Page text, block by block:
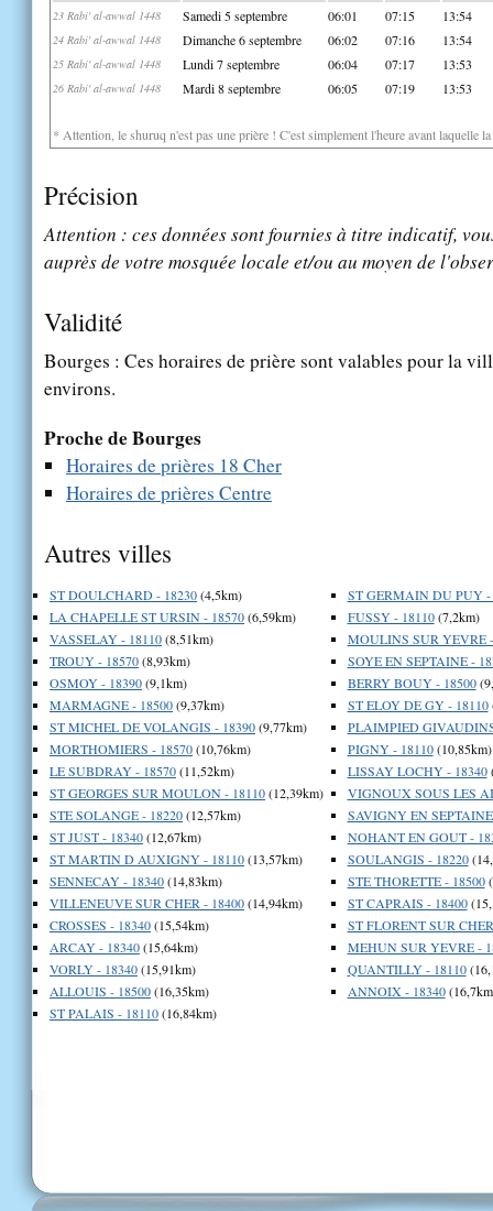
23 Rabi' al-awwal 1448 Samedi 5 septembre 06:01 07:15 13:54
24 Rabi' al-awwal 1448 Dimanche 6 septembre 06:02 07:16 13:54
25 Rabi' al-awwal 1448 Lundi 7 septembre 06:04 07:17 13:53
26 Rabi' al-awwal 1448 Mardi 8 septembre 06:05 07:19 13:53
* Attention, le shuruq n'est pas une prière ! C'est simplement l'heure avant laquelle
Précision
Attention : ces données sont fournies à titre indicatif,
auprès de votre mosquée locale et/ou au moyen de
Validité
Bourges : Ces horaires de prière sont valables pour la
environs.
Proche de Bourges
Horaires de prières 18 Cher
Horaires de prières Centre
Autres villes
ST DOULCHARD - 18230(4,5km)
LA CHAPELLE ST URSIN - 18570(6,59km)
VASSELAY - 18110(8,51km)
TROUY - 18570(8,93km)
OSMOY - 18390(9,1km)
MARMAGNE - 18500(9,37km)
ST MICHEL DE VOLANGIS - 18390(9,77km)
MORTHOMIERS - 18570(10,76km)
LE SUBDRAY - 18570(11,52km)
ST GEORGES SUR MOULON - 18110(12,39km)
STE SOLANGE - 18220(12,57km)
ST JUST - 18340(12,67km)
ST MARTIN D AUXIGNY - 18110(13,57km)
SENNECAY - 18340(14,83km)
VILLENEUVE SUR CHER - 18400(14,94km)
CROSSES - 18340(15,54km)
ARCAY - 18340(15,64km)
VORLY - 18340(15,91km)
ALLOUIS - 18500(16,35km)
ST PALAIS - 18110(16,84km)
ST GERMAIN DU PUY -
FUSSY - 18110(7,2km)
MOULINS SUR YEVRE
SOYE EN SEPTAINE -
BERRY BOUY - 18500
ST ELOY DE GY - 18110
PLAIMPIED
PIGNY - 18110(10,85km)
LISSAY LOCHY - 18340
VIGNOUX SOUS LES
SAVIGNY EN
NOHANT EN GOUT -
SOULANGIS - 18220
STE THORETTE - 18500
ST CAPRAIS - 18400
ST FLORENT SUR
MEHUN SUR YEVRE -
QUANTILLY - 18110
ANNOIX - 18340